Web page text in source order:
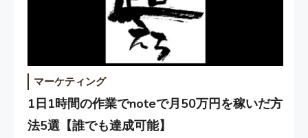
マーケティング
1日1時間の作業でnoteで月50万円を稼いだ方
法5選【誰でも達成可能】